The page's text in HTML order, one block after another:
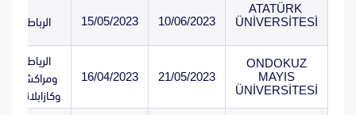
ATATÜRK
ÜNİVERSİTESİ
10/06/2023
15/05/2023 الرباط
ONDOKUZ
MAYIS
ÜNİVERSİTESİ
21/05/2023
16/04/2023
الرياط
ومراكش
وكازابلانكا